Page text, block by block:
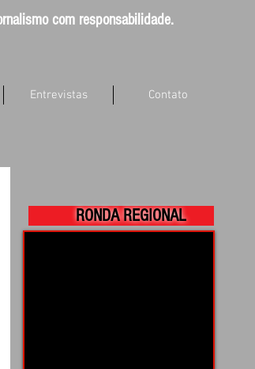
com responsabilidade.
Entrevistas Contato
RONDA REGIONAL